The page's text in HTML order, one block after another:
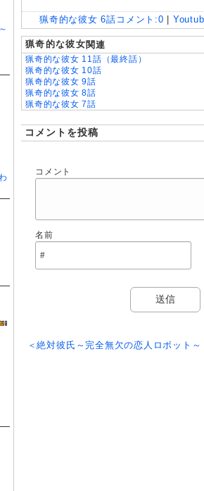
猟奇的な彼女 6話 コメント:0
猟奇的な彼女 関連
猟奇的な彼女 11話（最終話）
猟奇的な彼女 10話
猟奇的な彼女 9話
猟奇的な彼女 8話
猟奇的な彼女 7話
猟奇的な彼女 4話
猟奇的な彼女 3話
猟奇的な彼女 1話
コメントを投稿
コメント
名前
＜絶対彼氏～完全無欠の恋人ロボット～